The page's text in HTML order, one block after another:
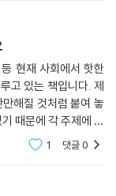
현재 사회에서 핫한
고 있는 책입니다. 제
해질 것처럼 붙여 놓
때문에 각 주제에 대
만해지기는 어렵습
1 댓글0